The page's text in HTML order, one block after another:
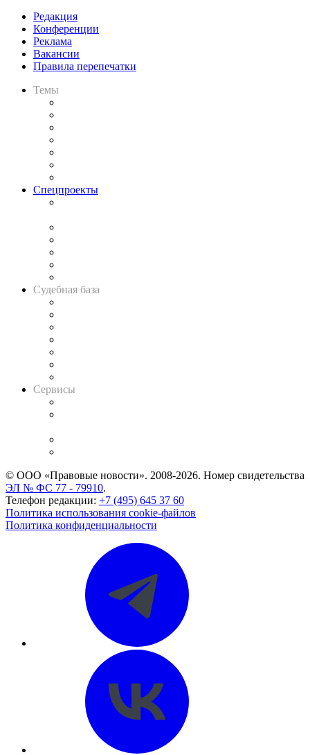
Редакция
Конференции
Реклама
Вакансии
Правила перепечатки
Темы
Спецпроекты
Судебная база
Сервисы
© ООО «Правовые новости». 2008-2026. Номер свидетельства
ЭЛ № ФС 77 - 79910.
Телефон редакции: +7 (495) 645 37 60
Политика использования cookie-файлов
Политика конфиденциальности